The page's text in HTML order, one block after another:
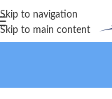
Skip to navigation
Skip to main content